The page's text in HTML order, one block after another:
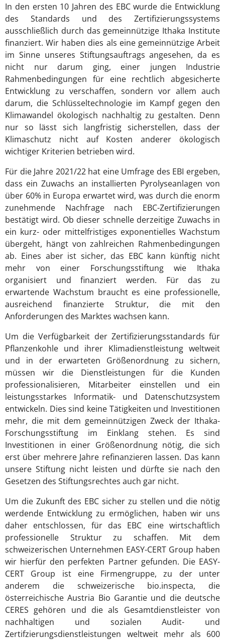
In den ersten 10 Jahren des EBC wurde die Entwicklung
des Standards und des Zertifizierungssystems
ausschließlich durch das gemeinnützige Ithaka Institute
finanziert. Wir haben dies als eine gemeinnützige Arbeit
im Sinne unseres Stiftungsauftrags angesehen, da es
nicht nur darum ging, einer jungen Industrie
Rahmenbedingungen für eine rechtlich abgesicherte
Entwicklung zu verschaffen, sondern vor allem auch
darum, die Schlüsseltechnologie im Kampf gegen den
Klimawandel ökologisch nachhaltig zu gestalten. Denn
nur so lässt sich langfristig sicherstellen, dass der
Klimaschutz nicht auf Kosten anderer ökologisch
wichtiger Kriterien betrieben wird.
Für die Jahre 2021/22 hat eine Umfrage des EBI ergeben,
dass ein Zuwachs an installierten Pyrolyseanlagen von
über 60% in Europa erwartet wird, was durch die enorm
zunehmende Nachfrage nach EBC-Zertifizierungen
bestätigt wird. Ob dieser schnelle derzeitige Zuwachs in
ein kurz- oder mittelfristiges exponentielles Wachstum
übergeht, hängt von zahlreichen Rahmenbedingungen
ab. Eines aber ist sicher, das EBC kann künftig nicht
mehr von einer Forschungsstiftung wie Ithaka
organisiert und finanziert werden. Für das zu
erwartende Wachstum braucht es eine professionelle,
ausreichend finanzierte Struktur, die mit den
Anforderungen des Marktes wachsen kann.
Um die Verfügbarkeit der Zertifizierungsstandards für
Pflanzenkohle und ihrer Klimadienstleistung weltweit
und in der erwarteten Größenordnung zu sichern,
müssen wir die Dienstleistungen für die Kunden
professionalisieren, Mitarbeiter einstellen und ein
leistungsstarkes Informatik- und Datenschutzsystem
entwickeln. Dies sind keine Tätigkeiten und Investitionen
mehr, die mit dem gemeinnützigen Zweck der Ithaka-
Forschungsstiftung im Einklang stehen. Es sind
Investitionen in einer Größenordnung nötig, die sich
erst über mehrere Jahre refinanzieren lassen. Das kann
unsere Stiftung nicht leisten und dürfte sie nach den
Gesetzen des Stiftungsrechtes auch gar nicht.
Um die Zukunft des EBC sicher zu stellen und die nötig
werdende Entwicklung zu ermöglichen, haben wir uns
daher entschlossen, für das EBC eine wirtschaftlich
professionelle Struktur zu schaffen. Mit dem
schweizerischen Unternehmen EASY-CERT Group haben
wir hierfür den perfekten Partner gefunden. Die EASY-
CERT Group ist eine Firmengruppe, zu der unter
anderem die schweizerische bio.inspecta, die
österreichische Austria Bio Garantie und die deutsche
CERES gehören und die als Gesamtdienstleister von
nachhaltigen und sozialen Audit- und
Zertifzierungsdienstleistungen weltweit mehr als 600